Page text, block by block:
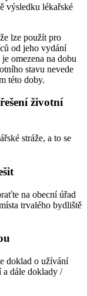
výsledku lékařské
lze použít pro
od jeho vydání
omezena na dobu
stavu nevede
této doby.
životní
stráže, a to se
na obecní úřad
trvalého bydliště
doklad o užívání
a dále doklady /